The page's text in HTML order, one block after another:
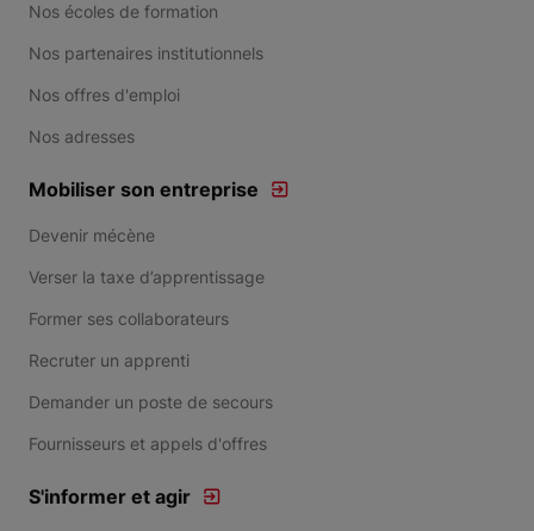
Nos écoles de formation
Nos partenaires institutionnels
Nos offres d'emploi
Nos adresses
Mobiliser son entreprise
Devenir mécène
Verser la taxe d’apprentissage
Former ses collaborateurs
Recruter un apprenti
Demander un poste de secours
Fournisseurs et appels d'offres
S'informer et agir